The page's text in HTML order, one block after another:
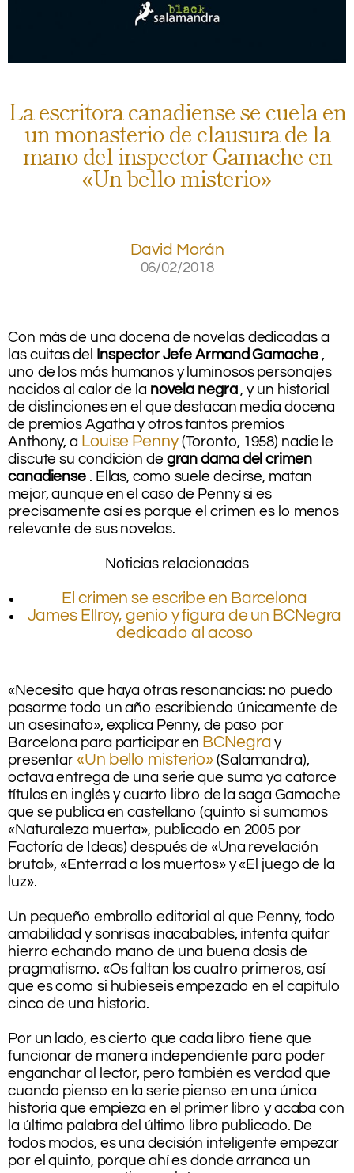
La escritora canadiense se cuela en
un monasterio de clausura de la
mano del inspector Gamache en
«Un bello misterio»
David Morán
06/02/2018
Con más de una docena de novelas dedicadas a
las cuitas del Inspector Jefe Armand Gamache ,
uno de los más humanos y luminosos personajes
nacidos al calor de la novela negra , y un historial
de distinciones en el que destacan media docena
de premios Agatha y otros tantos premios
Anthony, a Louise Penny(Toronto, 1958) nadie le
discute su condición de gran dama del crimen
canadiense . Ellas, como suele decirse, matan
mejor, aunque en el caso de Penny si es
precisamente así es porque el crimen es lo menos
relevante de sus novelas.
Noticias relacionadas
El crimen se escribe en Barcelona
James Ellroy, genio y figura de un BCNegra
dedicado al acoso
«Necesito que haya otras resonancias: no puedo
pasarme todo un año escribiendo únicamente de
un asesinato», explica Penny, de paso por
Barcelona para participar en BCNegray
presentar «Un bello misterio»(Salamandra),
octava entrega de una serie que suma ya catorce
títulos en inglés y cuarto libro de la saga Gamache
que se publica en castellano (quinto si sumamos
«Naturaleza muerta», publicado en 2005 por
Factoría de Ideas) después de «Una revelación
brutal», «Enterrad a los muertos» y «El juego de la
luz».
Un pequeño embrollo editorial al que Penny, todo
amabilidad y sonrisas inacabables, intenta quitar
hierro echando mano de una buena dosis de
pragmatismo. «Os faltan los cuatro primeros, así
que es como si hubieseis empezado en el capítulo
cinco de una historia.
Por un lado, es cierto que cada libro tiene que
funcionar de manera independiente para poder
enganchar al lector, pero también es verdad que
cuando pienso en la serie pienso en una única
historia que empieza en el primer libro y acaba con
la última palabra del último libro publicado. De
todos modos, es una decisión inteligente empezar
por el quinto, porque ahí es donde arranca un